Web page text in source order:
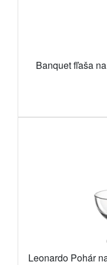
Banquet fľaša
Leonardo Pohár